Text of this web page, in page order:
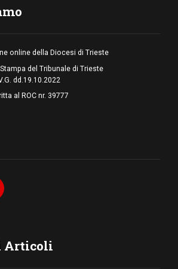
Oriente
online della Diocesi di Trieste
del Tribunale di Trieste
dd.19.10.2022
al ROC nr. 39777
Articoli